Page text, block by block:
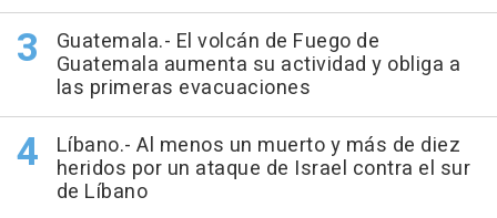
Guatemala.- El volcán de Fuego de
Guatemala aumenta su actividad y obliga a
las primeras evacuaciones
Líbano.- Al menos un muerto y más de diez
heridos por un ataque de Israel contra el sur
de Líbano